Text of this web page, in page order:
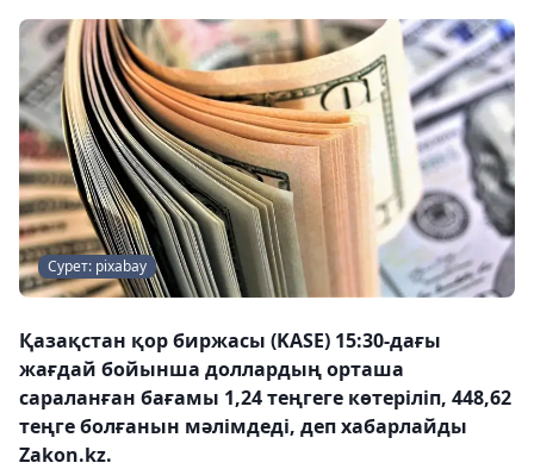
Сурет: pixabay
Қазақстан қор биржасы (KASE) 15:30-дағы
жағдай бойынша доллардың орташа
сараланған бағамы 1,24 теңгеге көтеріліп, 448,62
теңге болғанын мәлімдеді, деп хабарлайды
Zakon.kz.